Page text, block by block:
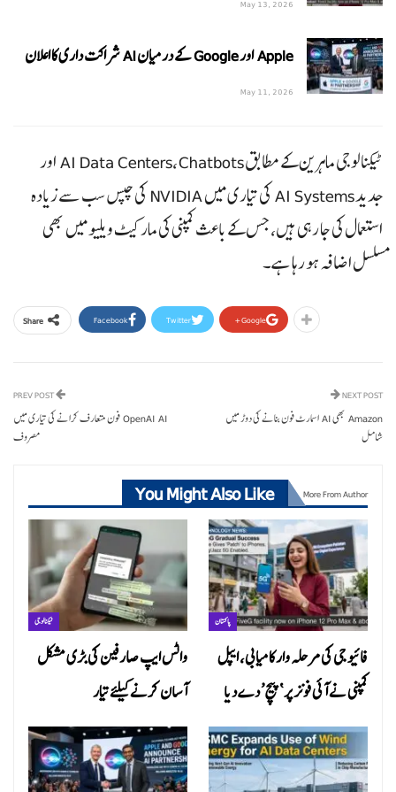
May 13, 2026
Apple اور Google کے درمیان AI شراکت داری کا اعلان
May 11, 2026
ٹیکنالوجی ماہرین کے مطابق AI Data Centers، Chatbots اور
جدید AI Systems کی تیاری میں NVIDIA کی چپس سب سے زیادہ
استعمال کی جا رہی ہیں، جس کے باعث کمپنی کی مارکیٹ ویلیو میں بھی
مسلسل اضافہ ہو رہا ہے۔
Share Facebook Twitter Google+
OpenAI AI فون متعارف کرانے کی تیاری میں
مصروف
NEXT POST
Amazon بھی AI اسمارٹ فون بنانے کی دوڑ میں
شامل
You Might Also Like More From Author
ٹیکنالوجی
واٹس ایپ صارفین کی بڑی مشکل
آسان کرنے کیلئے تیار
پاکستان
فائیو جی کی مرحلہ وار کامیابی، ایپل
کمپنی نے آئی فونز پر ‘پیچ’ دے دیا